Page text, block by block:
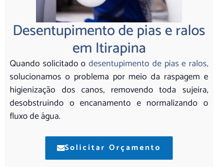
Desentupimento de pias e ralos
em Itirapina
Quando solicitado odesentupimento de pias e ralos,
solucionamos o problema por meio da raspagem e
higienização dos canos, removendo toda sujeira,
desobstruindo o encanamento e normalizando o
fluxo de água.
Solicitar Orçamento